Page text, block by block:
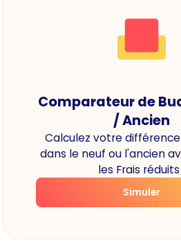
Comparateur de
/ Ancien
Calculez votre
dans le neuf ou l'ancien
les Frais
Simuler